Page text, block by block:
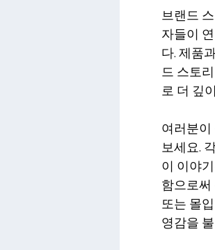
브랜드
자들이
다. 제품
드 스토
로 더 깊
여러분
보세요.
이 이야
함으로
또는 몰
영감을